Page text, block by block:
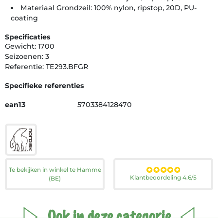
Materiaal Grondzeil: 100% nylon, ripstop, 20D, PU-
coating
Specificaties
Gewicht: 1700
Seizoenen: 3
Referentie: TE293.BFGR
Specifieke referenties
ean13 5703384128470
Te bekijken in winkel te Hamme
(BE)
Klantbeoordeling 4.6/5